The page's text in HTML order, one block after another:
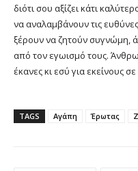
διότι σου αξίζει κάτι
να αναλαμβάνουν τις
ξέρουν να ζητούν συγνώμη,
από τον εγωισμό τους.
έκανες κι εσύ για εκείνους
TAGS Αγάπη Έρωτας